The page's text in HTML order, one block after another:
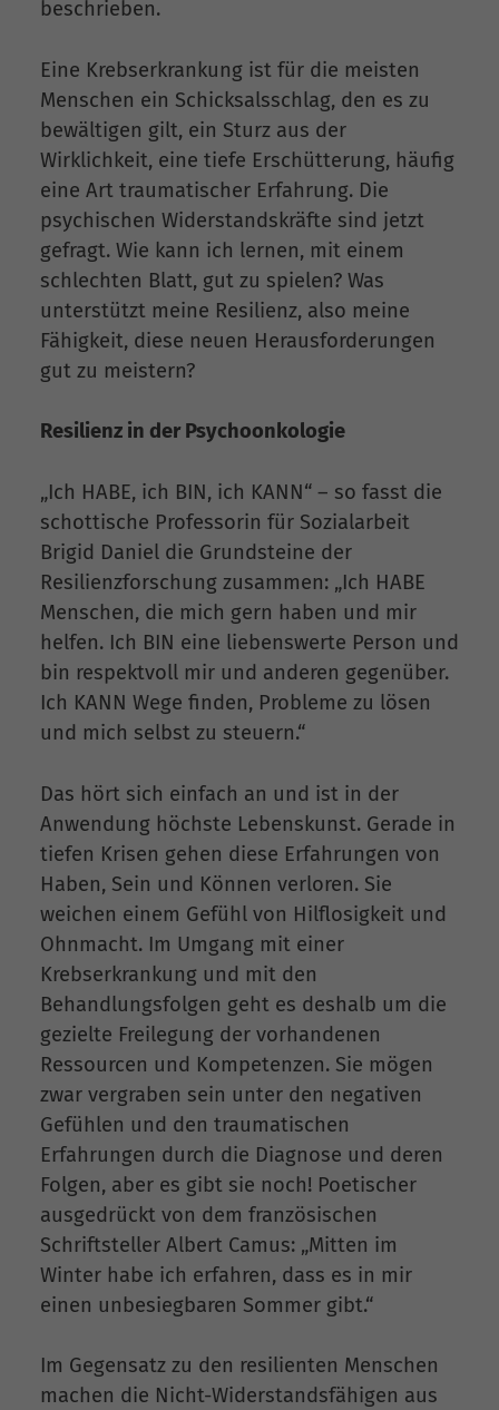
beschrieben.
Eine Krebserkrankung ist für die meisten
Menschen ein Schicksalsschlag, den es zu
bewältigen gilt, ein Sturz aus der
Wirklichkeit, eine tiefe Erschütterung, häufig
eine Art traumatischer Erfahrung. Die
psychischen Widerstandskräfte sind jetzt
gefragt. Wie kann ich lernen, mit einem
schlechten Blatt, gut zu spielen? Was
unterstützt meine Resilienz, also meine
Fähigkeit, diese neuen Herausforderungen
gut zu meistern?
Resilienz in der Psychoonkologie
„Ich HABE, ich BIN, ich KANN“ – so fasst die
schottische Professorin für Sozialarbeit
Brigid Daniel die Grundsteine der
Resilienzforschung zusammen: „Ich HABE
Menschen, die mich gern haben und mir
helfen. Ich BIN eine liebenswerte Person und
bin respektvoll mir und anderen gegenüber.
Ich KANN Wege finden, Probleme zu lösen
und mich selbst zu steuern.“
Das hört sich einfach an und ist in der
Anwendung höchste Lebenskunst. Gerade in
tiefen Krisen gehen diese Erfahrungen von
Haben, Sein und Können verloren. Sie
weichen einem Gefühl von Hilflosigkeit und
Ohnmacht. Im Umgang mit einer
Krebserkrankung und mit den
Behandlungsfolgen geht es deshalb um die
gezielte Freilegung der vorhandenen
Ressourcen und Kompetenzen. Sie mögen
zwar vergraben sein unter den negativen
Gefühlen und den traumatischen
Erfahrungen durch die Diagnose und deren
Folgen, aber es gibt sie noch! Poetischer
ausgedrückt von dem französischen
Schriftsteller Albert Camus: „Mitten im
Winter habe ich erfahren, dass es in mir
einen unbesiegbaren Sommer gibt.“
Im Gegensatz zu den resilienten Menschen
machen die Nicht-Widerstandsfähigen aus